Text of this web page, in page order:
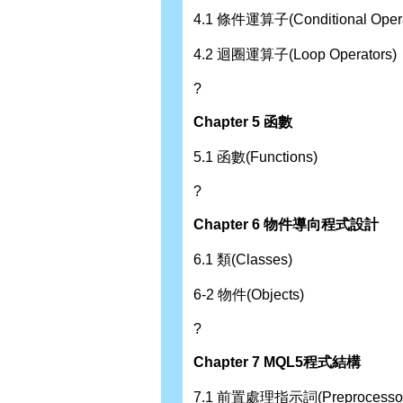
4.1 條件運算子(Conditional
4.2 迴圈運算子(Loop Operators)
?
Chapter 5 函數
5.1 函數(Functions)
?
Chapter 6 物件導向程式設計
6.1 類(Classes)
6-2 物件(Objects)
?
Chapter 7 MQL5程式結構
7.1 前置處理指示詞